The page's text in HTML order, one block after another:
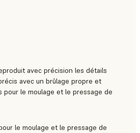
avec précision les détails
avec un brûlage propre et
le moulage et le pressage de
le moulage et le pressage de